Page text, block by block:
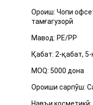
Ороиш: Чопи
тамғагузорӣ
Мавод: PE/PP
Қабат: 2-қабат,
MOQ: 5000 дона
Ороиши сарпӯш: